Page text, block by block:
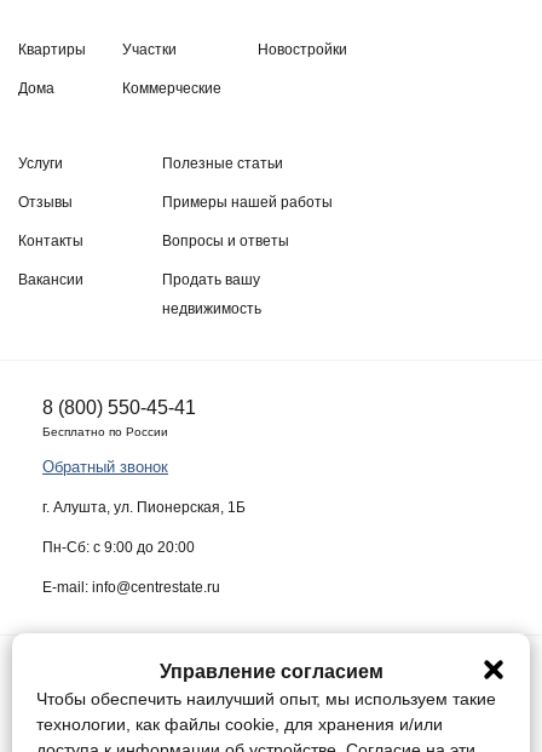
Квартиры
Дома
Участки
Коммерческие
Новостройки
Услуги
Отзывы
Контакты
Вакансии
Полезные статьи
Примеры нашей работы
Вопросы и ответы
Продать вашу
недвижимость
8 (800) 550-45-41
Бесплатно по России
Обратный звонок
г. Алушта, ул. Пионерская, 1Б
Пн-Сб: с 9:00 до 20:00
E-mail: info@centrestate.ru
ИП Жуков Виктор Васильевич ИНН 910218942064
Данный сайт носит информационный характер и ни при каких условиях
не является публичной офертой, определяемой положениями статьи
Управление согласием
Чтобы обеспечить наилучший опыт, мы используем такие
технологии, как файлы cookie, для хранения и/или